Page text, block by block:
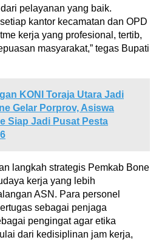
pelayanan yang baik.
kantor kecamatan dan OPD
kerja yang profesional, tertib,
masyarakat,” tegas Bupati
KONI Toraja Utara Jadi
Gelar Porprov, Asiswa
Siap Jadi Pusat Pesta
langkah strategis Pemkab Bone
kerja yang lebih
ASN. Para personel
sebagai penjaga
pengingat agar etika
dari kedisiplinan jam kerja,